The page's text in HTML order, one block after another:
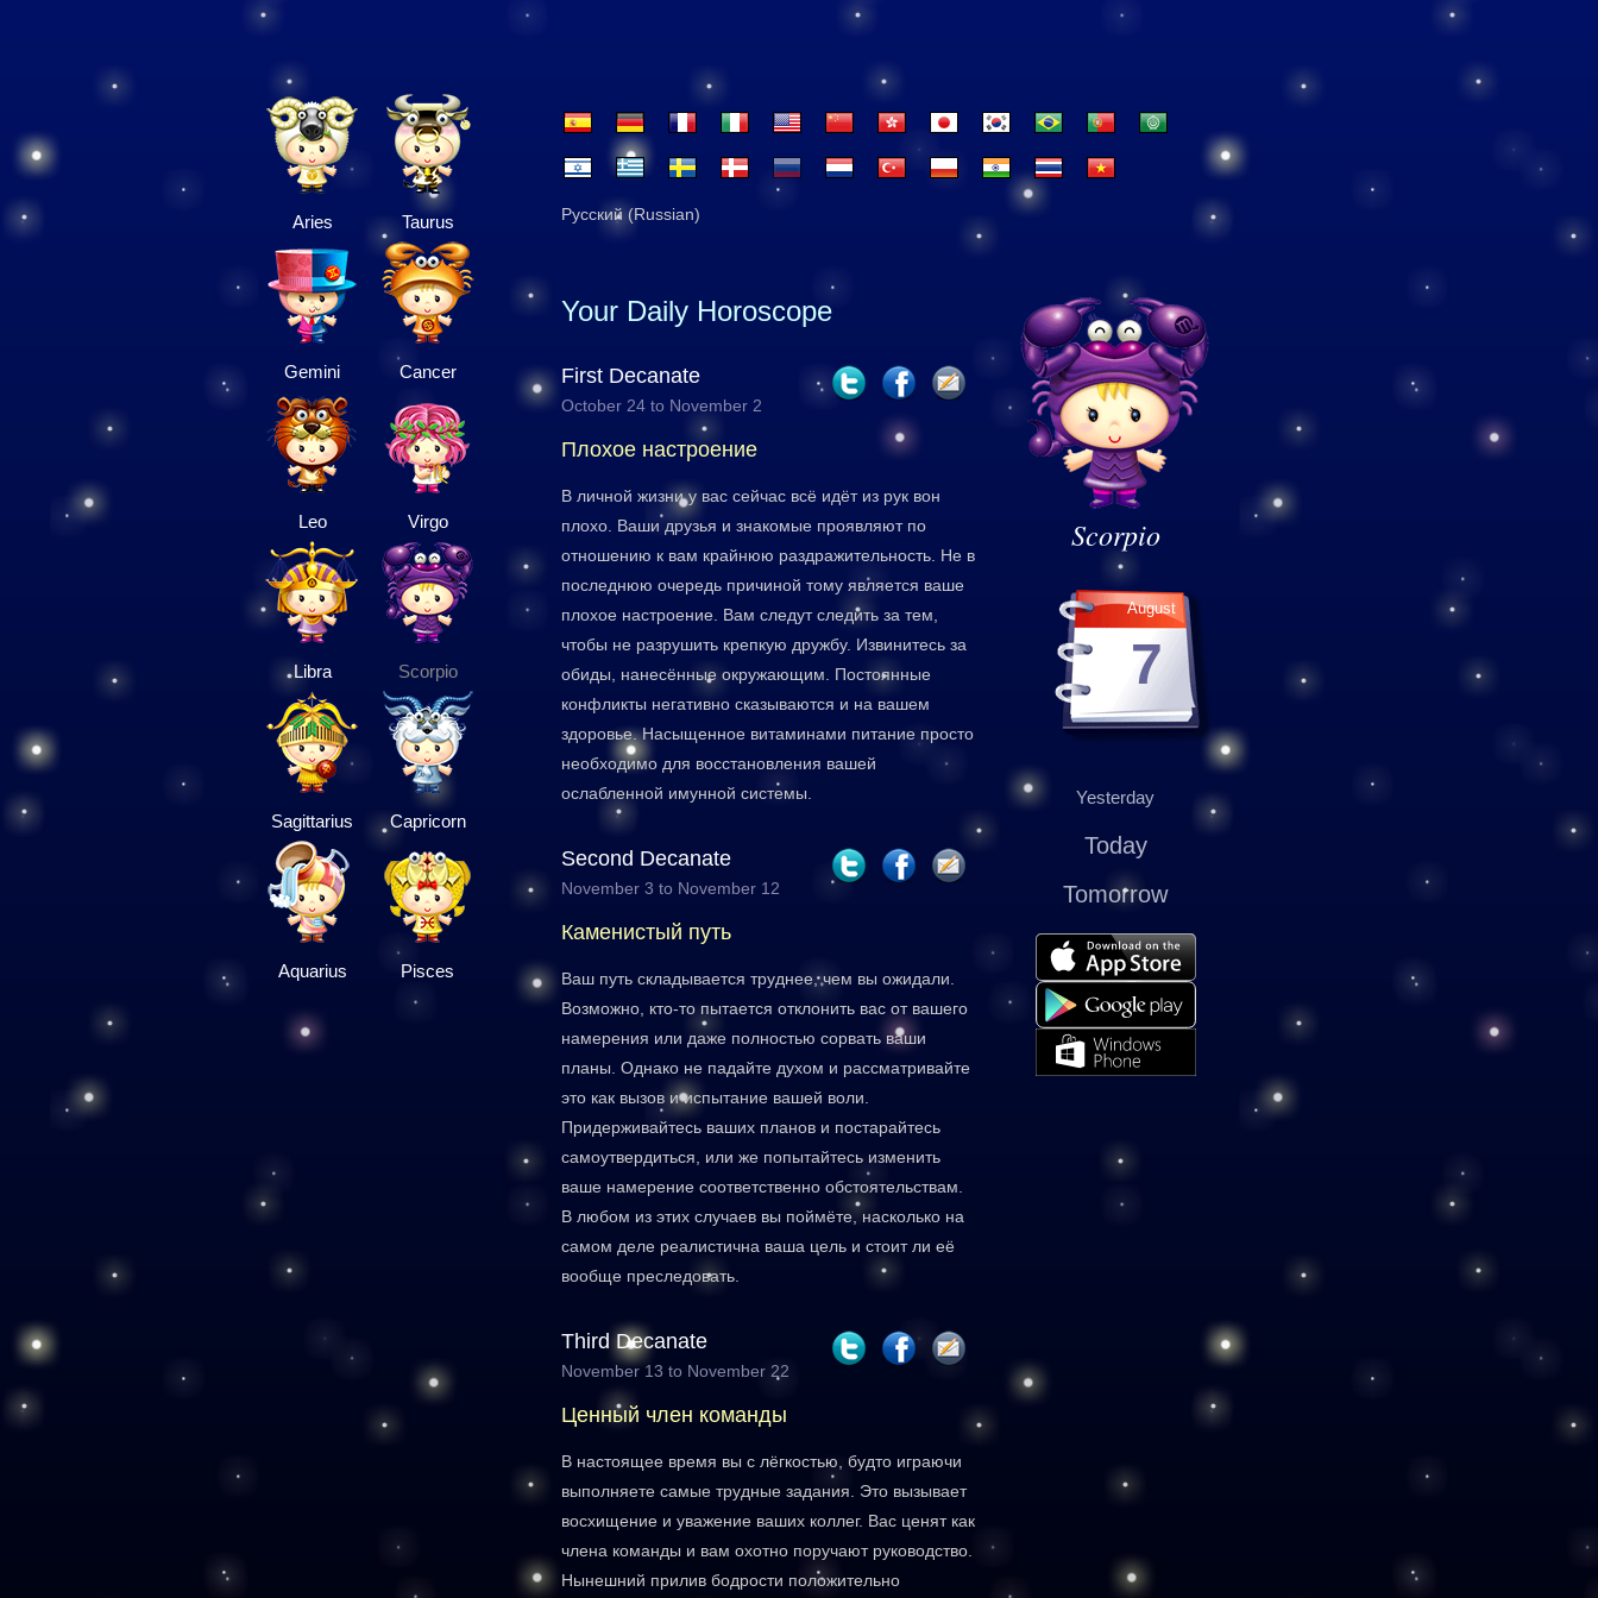
Aries Taurus
Gemini Cancer
Leo Virgo
Libra Scorpio
Sagittarius Capricorn
Aquarius Pisces
Русский (Russian)
Scorpio
August
7
Yesterday
Today
Tomorrow
Your Daily Horoscope
First Decanate
October 24 to November 2
Плохое настроение
В личной жизни у вас сейчас всё идёт из рук вон
плохо. Ваши друзья и знакомые проявляют по
отношению к вам крайнюю раздражительность. Не в
последнюю очередь причиной тому является ваше
плохое настроение. Вам следут следить за тем,
чтобы не разрушить крепкую дружбу. Извинитесь за
обиды, нанесённые окружающим. Постоянные
конфликты негативно сказываются и на вашем
здоровье. Насыщенное витаминами питание просто
необходимо для восстановления вашей
ослабленной имунной системы.
Second Decanate
November 3 to November 12
Каменистый путь
Ваш путь складывается труднее, чем вы ожидали.
Возможно, кто-то пытается отклонить вас от вашего
намерения или даже полностью сорвать ваши
планы. Однако не падайте духом и рассматривайте
это как вызов и испытание вашей воли.
Придерживайтесь ваших планов и постарайтесь
самоутвердиться, или же попытайтесь изменить
ваше намерение соответственно обстоятельствам.
В любом из этих случаев вы поймёте, насколько на
самом деле реалистична ваша цель и стоит ли её
вообще преследовать.
Third Decanate
November 13 to November 22
Ценный член команды
В настоящее время вы с лёгкостью, будто играючи
выполняете самые трудные задания. Это вызывает
восхищение и уважение ваших коллег. Вас ценят как
члена команды и вам охотно поручают руководство.
Нынешний прилив бодрости положительно